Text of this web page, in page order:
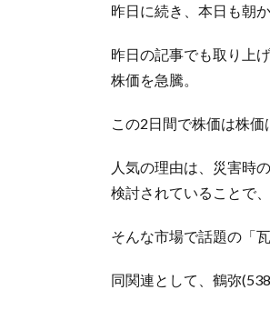
昨日に続き、本日も朝
昨日の記事でも取り上
株価を急騰。
この2日間で株価は株価
人気の理由は、災害時
検討されていることで
そんな市場で話題の「
同関連として、鶴弥